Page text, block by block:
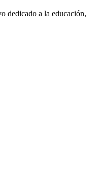
dedicado a la educación,